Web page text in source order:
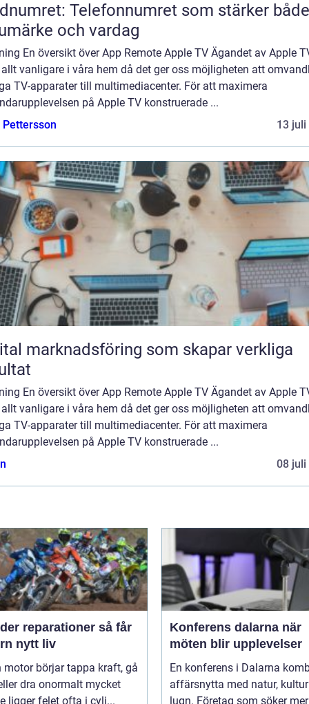
Telefonnumret som stärker både
och vardag
En översikt över App Remote Apple TV Ägandet av Apple
vanligare i våra hem då det ger oss möjligheten att
TV-apparater till multimediacenter. För att maximera
på Apple TV konstruerade ...
13 juli
marknadsföring som skapar verkliga
En översikt över App Remote Apple TV Ägandet av Apple
vanligare i våra hem då det ger oss möjligheten att
TV-apparater till multimediacenter. För att maximera
på Apple TV konstruerade ...
08 juli
reparationer så får
nytt liv
motor börjar tappa kraft, gå
dra onormalt mycket
ligger felet ofta i cyli...
Konferens dalarna när
möten blir upplevelser
En konferens i Dalarna
affärsnytta med natur,
lugn. Företag som söker